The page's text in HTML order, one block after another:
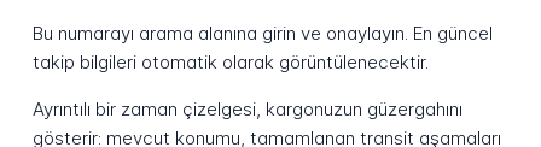
Bu numarayı arama alanına girin ve onaylayın. En güncel
takip bilgileri otomatik olarak görüntülenecektir.
Ayrıntılı bir zaman çizelgesi, kargonuzun güzergahını
gösterir: mevcut konumu, tamamlanan transit aşamaları